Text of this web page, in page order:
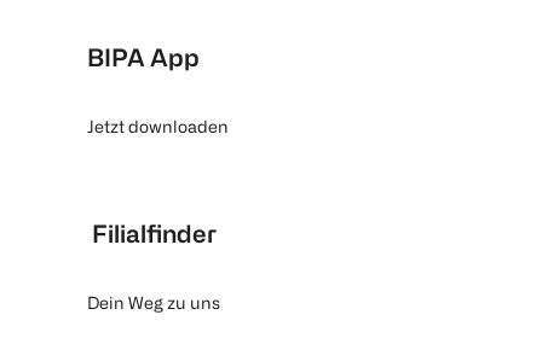
BIPA App
Jetzt downloaden
Filialfinder
Dein Weg zu uns